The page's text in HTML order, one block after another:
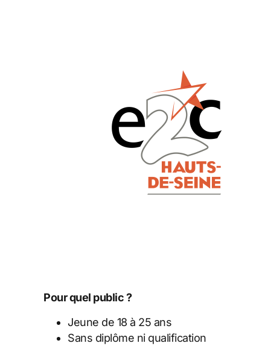
Pour quel public ?
Jeune de 18 à 25 ans
Sans diplôme ni qualification